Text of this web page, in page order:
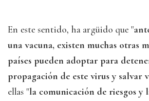
En este sentido, ha argüido que "
una vacuna, existen muchas otras
países pueden adoptar para
propagación de este virus y salvar
ellas "la comunicación de riesgos y